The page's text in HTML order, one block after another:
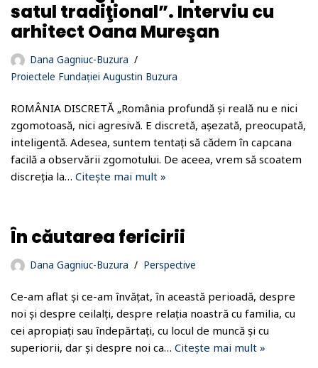
satul tradiţional”. Interviu cu
arhitect Oana Mureşan
Dana Gagniuc-Buzura
Proiectele Fundației Augustin Buzura
ROMÂNIA DISCRETĂ „România profundă și reală nu e nici
zgomotoasă, nici agresivă. E discretă, așezată, preocupată,
inteligentă. Adesea, suntem tentați să cădem în capcana
facilă a observării zgomotului. De aceea, vrem să scoatem
discreția la… Citește mai mult »
În căutarea fericirii
Dana Gagniuc-Buzura Perspective
Ce-am aflat şi ce-am învăţat, în această perioadă, despre
noi şi despre ceilalţi, despre relaţia noastră cu familia, cu
cei apropiaţi sau îndepărtaţi, cu locul de muncă şi cu
superiorii, dar şi despre noi ca… Citește mai mult »